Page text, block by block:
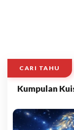
CARI TAHU
Kumpulan